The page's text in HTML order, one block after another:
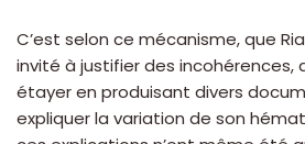
C’est selon ce mécanisme, que
invité à justifier des incohérences,
étayer en produisant divers
expliquer la variation de son